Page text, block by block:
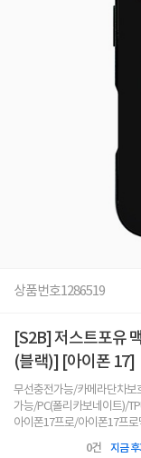
상품번호1286519
[S2B] 저스트포유
(블랙)] [아이폰 17]
무선충전가능/카메라단차
가능/PC(폴리카보네이트)/
아이폰17프로/아이폰17프로
0건 지금